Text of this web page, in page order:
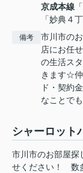
京成本線 「
「妙典４
備考
市川市の
店にお任
の生活ス
きます☆
ド・契約
なことで
シャーロット
市川市のお部屋探
せください！ 数